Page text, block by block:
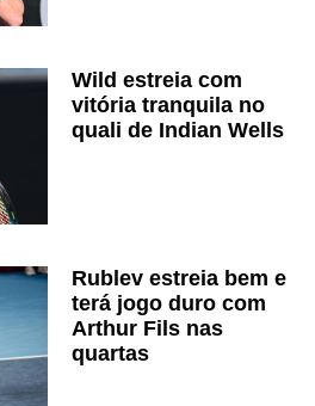
Wild estreia com
vitória tranquila no
quali de Indian Wells
Rublev estreia bem e
terá jogo duro com
Arthur Fils nas
quartas